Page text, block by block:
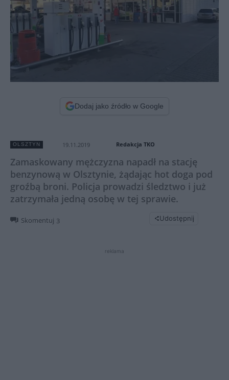
Dodaj jako źródło w Google
OLSZTYN 19.11.2019 Redakcja TKO
Zamaskowany mężczyzna napadł na stację
benzynową w Olsztynie, żądając hot doga pod
groźbą broni. Policja prowadzi śledztwo i już
zatrzymała jedną osobę w tej sprawie.
Skomentuj 3 Udostępnij
reklama